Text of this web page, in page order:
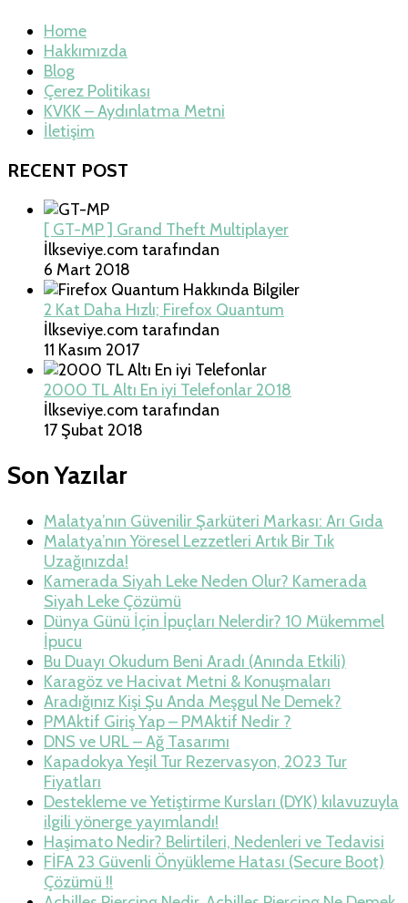
Home
Hakkımızda
Blog
Çerez Politikası
KVKK – Aydınlatma Metni
İletişim
RECENT POST
[ GT-MP ] Grand Theft Multiplayer
İlkseviye.com tarafından
6 Mart 2018
2 Kat Daha Hızlı; Firefox Quantum
İlkseviye.com tarafından
11 Kasım 2017
2000 TL Altı En iyi Telefonlar 2018
İlkseviye.com tarafından
17 Şubat 2018
Son Yazılar
Malatya’nın Güvenilir Şarküteri Markası: Arı Gıda
Malatya’nın Yöresel Lezzetleri Artık Bir Tık
Uzağınızda!
Kamerada Siyah Leke Neden Olur? Kamerada
Siyah Leke Çözümü
Dünya Günü İçin İpuçları Nelerdir? 10 Mükemmel
İpucu
Bu Duayı Okudum Beni Aradı (Anında Etkili)
Karagöz ve Hacivat Metni & Konuşmaları
Aradığınız Kişi Şu Anda Meşgul Ne Demek?
PMAktif Giriş Yap – PMAktif Nedir ?
DNS ve URL – Ağ Tasarımı
Kapadokya Yeşil Tur Rezervasyon, 2023 Tur
Fiyatları
Destekleme ve Yetiştirme Kursları (DYK) kılavuzuyla
ilgili yönerge yayımlandı!
Haşimato Nedir? Belirtileri, Nedenleri ve Tedavisi
FİFA 23 Güvenli Önyükleme Hatası (Secure Boot)
Çözümü !!